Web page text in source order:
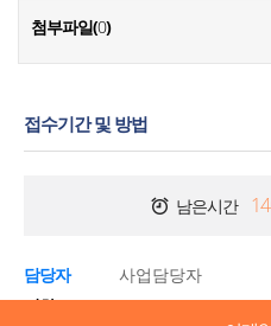
첨부파일(0)
접수기간 및 방법
남은시간
담당자
사업담당자
전화
052-966-5013